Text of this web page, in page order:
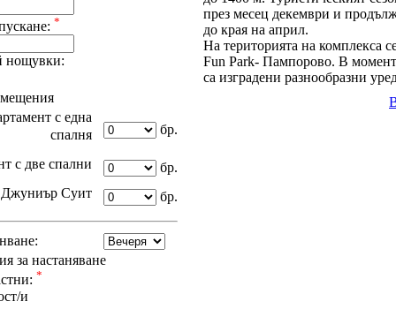
*
нощувки:
с една
спалня
бр.
с две спални
бр.
Джуниър Суит
бр.
за настаняване
*
и
през месец декември и
до края на април.
На територията на комплекса
Fun Park- Пампорово. В
са изградени разнообразни